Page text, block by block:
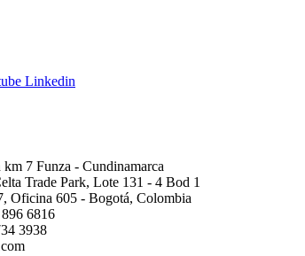
Linkedin
7 Funza - Cundinamarca
Trade Park, Lote 131 - 4 Bod 1
Oficina 605 - Bogotá, Colombia
6816
3938